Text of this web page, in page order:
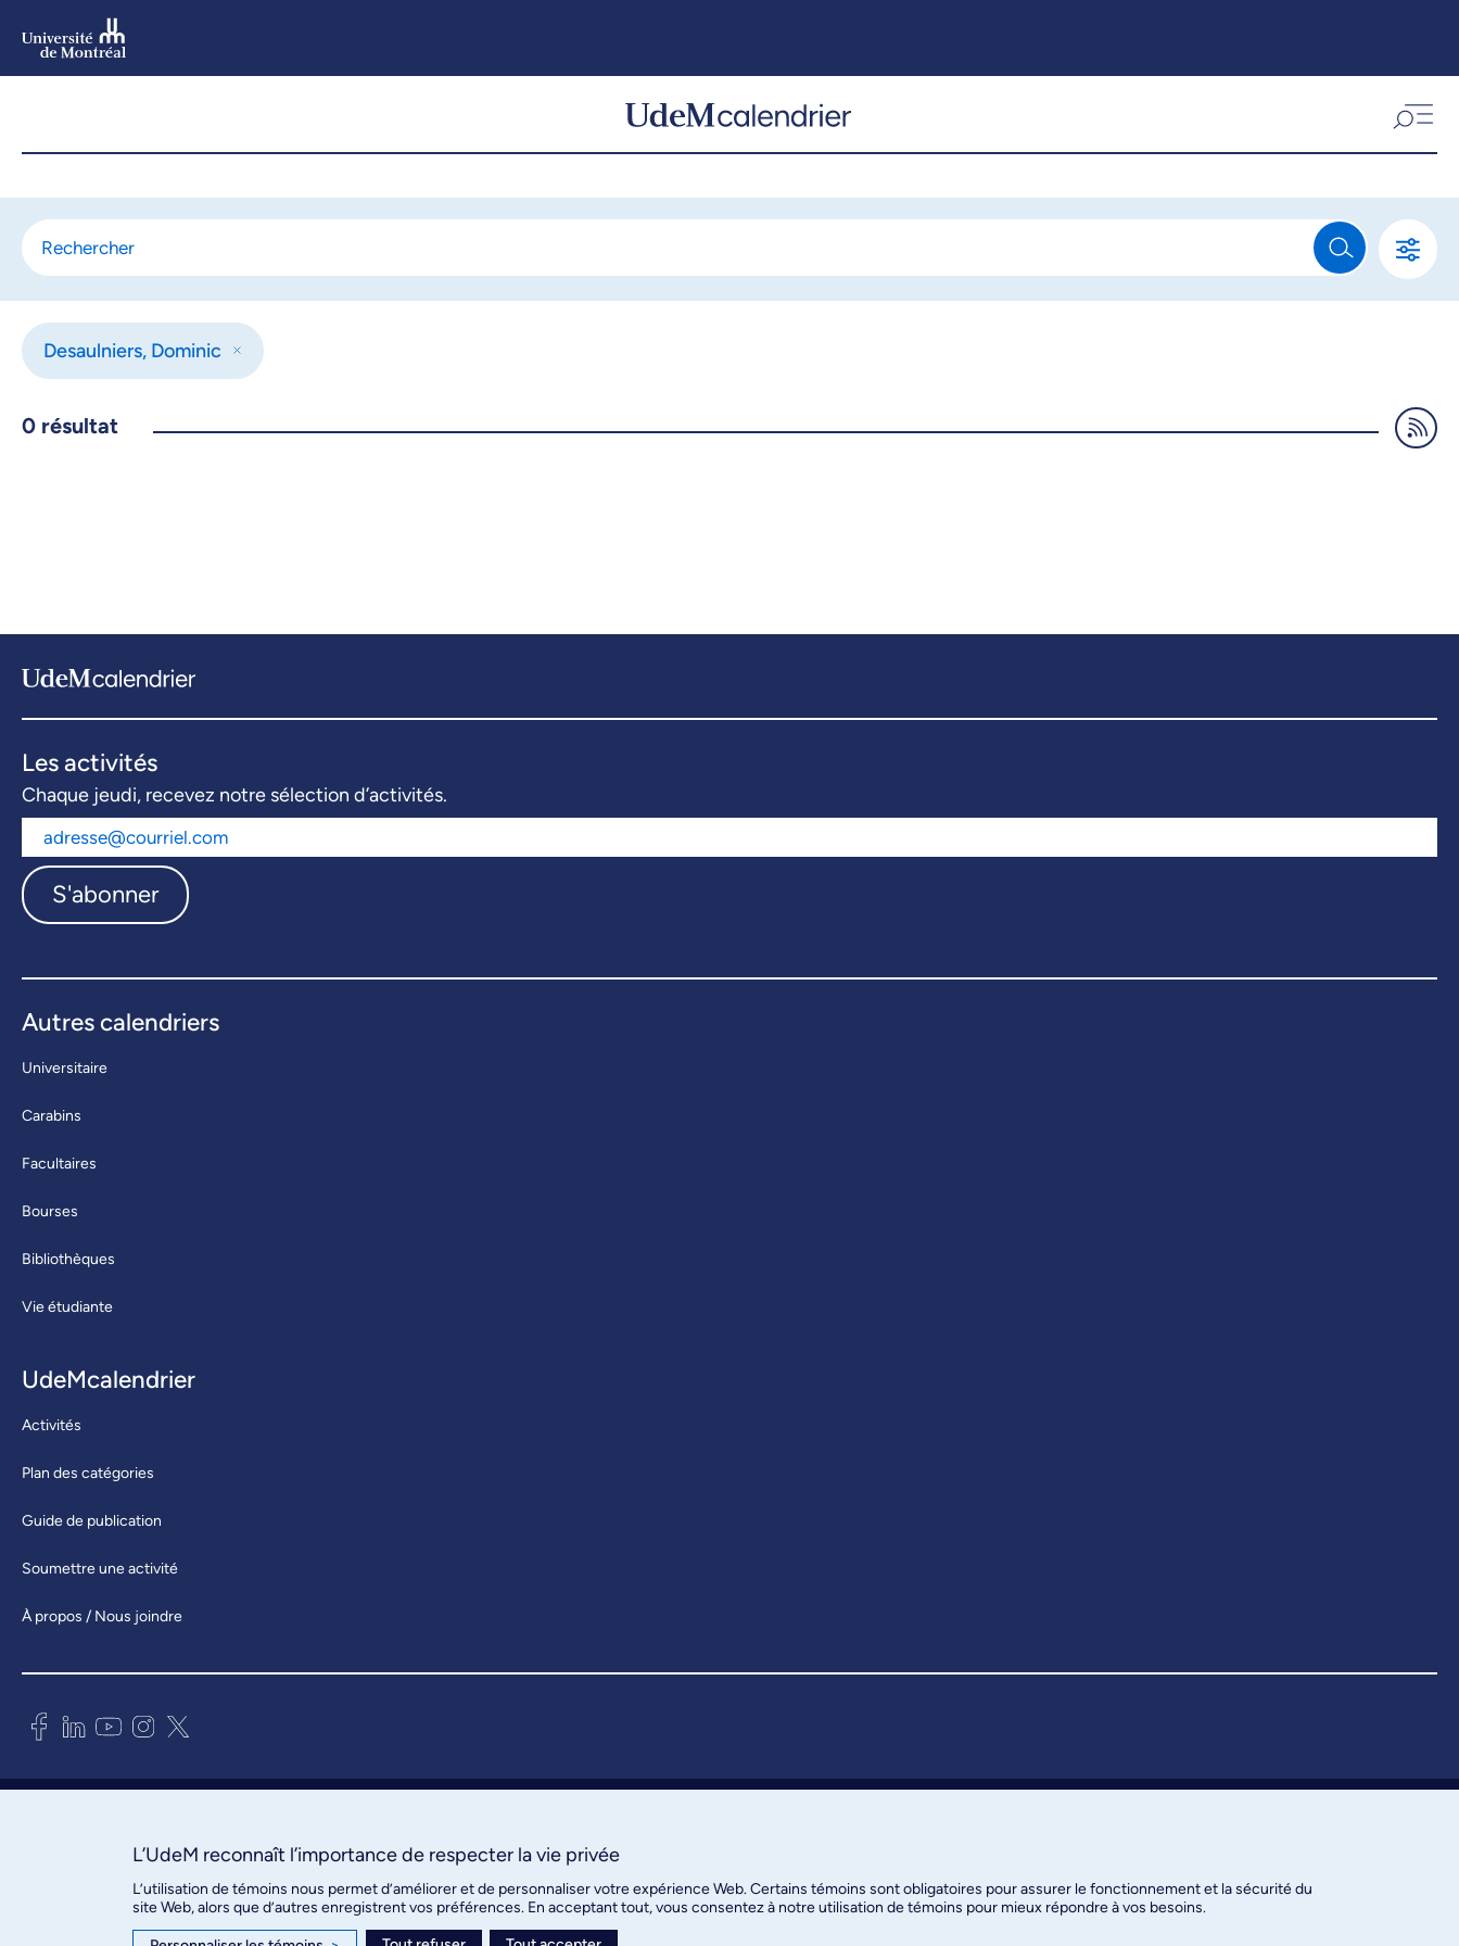
Desaulniers, Dominic
0 résultat
Les activités
Chaque jeudi, recevez notre sélection d’activités.
S'abonner
Autres calendriers
Universitaire
Carabins
Facultaires
Bourses
Bibliothèques
Vie étudiante
UdeMcalendrier
Activités
Plan des catégories
Guide de publication
Soumettre une activité
À propos / Nous joindre
Bureau des communications et
3744, rue Jean-Brillant, bureau 490
L’UdeM reconnaît l’importance de respecter la vie privée
L’utilisation de témoins nous permet d’améliorer et de personnaliser votre expérience Web. Certains témoins sont obligatoires pour assurer le fonctionnement et la sécurité du
site Web, alors que d’autres enregistrent vos préférences. En acceptant tout, vous consentez à notre utilisation de témoins pour mieux répondre à vos besoins.